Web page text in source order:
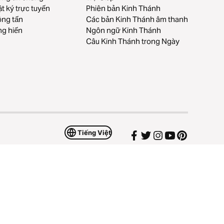
ký trực tuyến
tấn
hiến
Phiên bản Kinh Thánh
Các bản Kinh Thánh âm thanh
Ngôn ngữ Kinh Thánh
Câu Kinh Thánh trong Ngày
Tiếng Việt